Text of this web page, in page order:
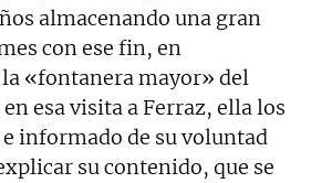
almacenando una gran
con ese fin, en
«fontanera mayor» del
esa visita a Ferraz, ella los
informado de su voluntad
su contenido, que se